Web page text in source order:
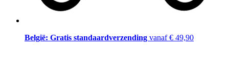
België: Gratis standaardverzending vanaf € 49,90